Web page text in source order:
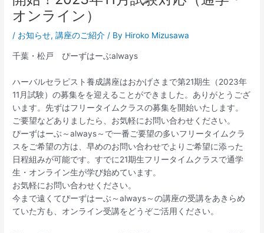
オンライン）
/ お知らせ,講座のご紹介 / By Hiroko Mizusawa
千葉・松戸 ぴーずはーぶalways
ハーバルセラピスト養成講座はおかげさまで第21期生（2023年
11月試験）の募集をを迎えることができました。ありがとうござ
います。先ずはフリータイムクラスの募集を開始いたします。
ご要望などありましたら、お気軽にお問い合わせください。
ぴーずはーぶ～always～で一番ご要望の多いフリータイムクラ
スをご希望の方は、早めのお問い合わせでよりご希望に添った
日程組みが可能です。すでに21期生フリータイムクラスで通学
生・オンライン生が学び始めています。
お気軽にお問い合わせください。
今まで遠くてぴーずはーぶ～always～の講座の受講をあきらめ
ていた方も、オンライン受講をどうぞご活用ください。